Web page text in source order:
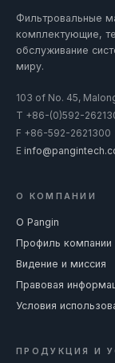
Фильтровальные
комплектующие,
обслуживание
миру.
103 of No. 45,
T +86-(0)592-
F +86-592-2621300
E
О КОМПАНИИ
О Pangin
Профиль компании
Видение и миссия
Правовая
Условия
ПРОДУКЦИЯ И